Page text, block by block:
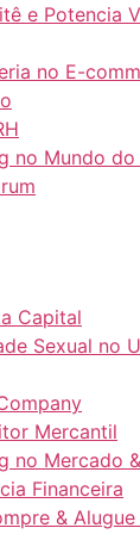
e Potencia
no E-
no Mundo
Capital
Sexual no
Mercantil
no Mercado
Financeira
&